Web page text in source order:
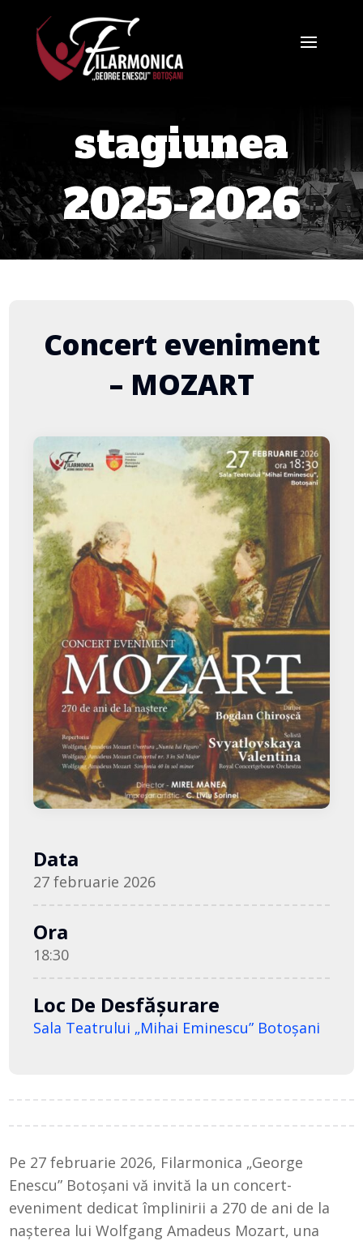
stagiunea
2025-2026
Concert eveniment
– MOZART
Data
27 februarie 2026
Ora
18:30
Loc De Desfășurare
Sala Teatrului „Mihai Eminescu” Botoşani
Pe 27 februarie 2026, Filarmonica „George
Enescu” Botoșani vă invită la un concert-
eveniment dedicat împlinirii a 270 de ani de la
nașterea lui Wolfgang Amadeus Mozart, una